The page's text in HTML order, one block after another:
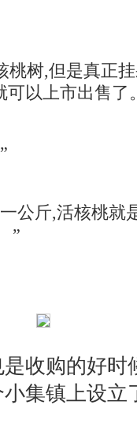
树,但是真正
可以上市出售了
公斤,活核桃就
”
收购的好时
集镇上设立